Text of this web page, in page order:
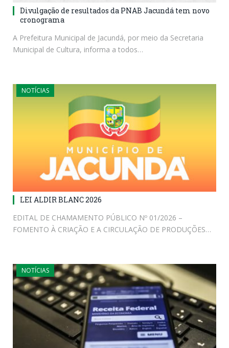
Divulgação de resultados da PNAB Jacundá tem novo
cronograma
A Prefeitura Municipal de Jacundá, por meio da Secretaria
Municipal de Cultura, informa a todos…
NOTÍCIAS
LEI ALDIR BLANC 2026
EDITAL DE CHAMAMENTO PÚBLICO Nº 01/2026 –
FOMENTO À CRIAÇÃO E A CIRCULAÇÃO DE PRODUÇÕES…
NOTÍCIAS